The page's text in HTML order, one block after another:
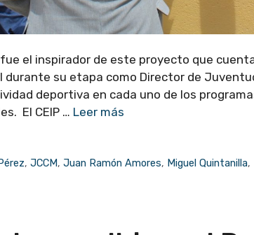
el inspirador de este proyecto que
su etapa como Director de
deportiva en cada uno de los
El CEIP … Leer más
,JCCM,Juan Ramón Amores, Miguel Quintanilla,